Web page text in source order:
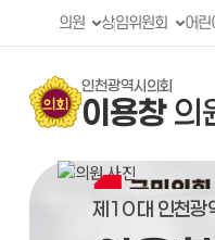
콘텐츠 바로가기
의원 상임위원회 어린
인천광역시의회
이용창의
제10 대 인천광